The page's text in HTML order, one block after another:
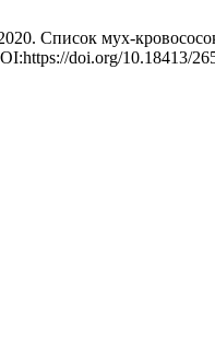
Список мух-
doi.org/10.18413/